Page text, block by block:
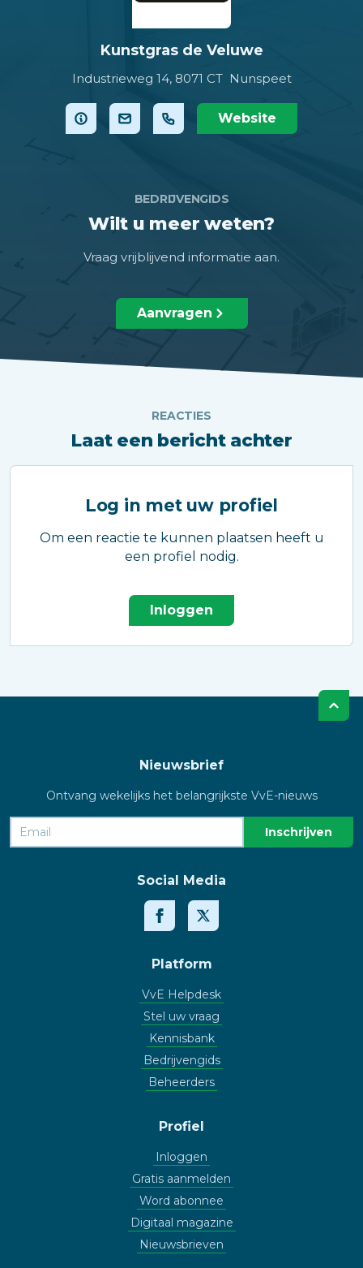
Kunstgras de Veluwe
Industrieweg 14, 8071 CT Nunspeet
Website
BEDRIJVENGIDS
Wilt u meer weten?
Vraag vrijblijvend informatie aan.
Aanvragen
REACTIES
Laat een bericht achter
Log in met uw profiel
Om een reactie te kunnen plaatsen heeft u
een profiel nodig.
Inloggen
Nieuwsbrief
Ontvang wekelijks het belangrijkste VvE-nieuws
Social Media
Platform
VvE Helpdesk
Stel uw vraag
Kennisbank
Bedrijvengids
Beheerders
Profiel
Inloggen
Gratis aanmelden
Word abonnee
Digitaal magazine
Nieuwsbrieven